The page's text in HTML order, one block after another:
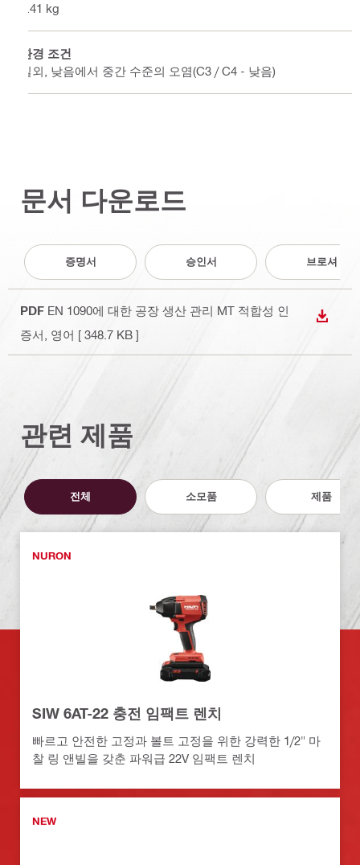
0.41 kg
환경 조건
실외, 낮음에서 중간 수준의 오염(C3 / C4 - 낮음)
문서 다운로드
증명서 승인서 브로셔
PDF EN 1090에 대한 공장 생산 관리 MT 적합성 인
증서
, 영어 [ 348.7 KB ]
다운로
관련 제품
전체 소모품 제품
NURON
SIW 6AT-22 충전 임팩트 렌치
빠르고 안전한 고정과 볼트 고정을 위한 강력한 1/2" 마
찰 링 앤빌을 갖춘 파워급 22V 임팩트 렌치
NEW